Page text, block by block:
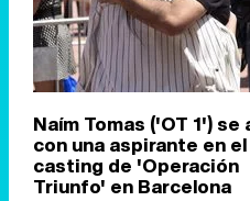
Naím Tomas ('OT 1') se
con una aspirante en el
casting de 'Operación
Triunfo' en Barcelona